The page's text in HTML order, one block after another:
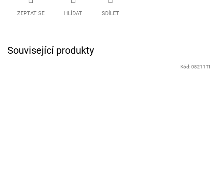
ZEPTAT SE HLÍDAT SDÍLET
Související produkty
Kód:08211TI